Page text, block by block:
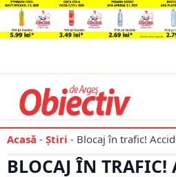
Acasă - Știri - Blocaj în trafic!
BLOCAJ ÎN TRAFIC!